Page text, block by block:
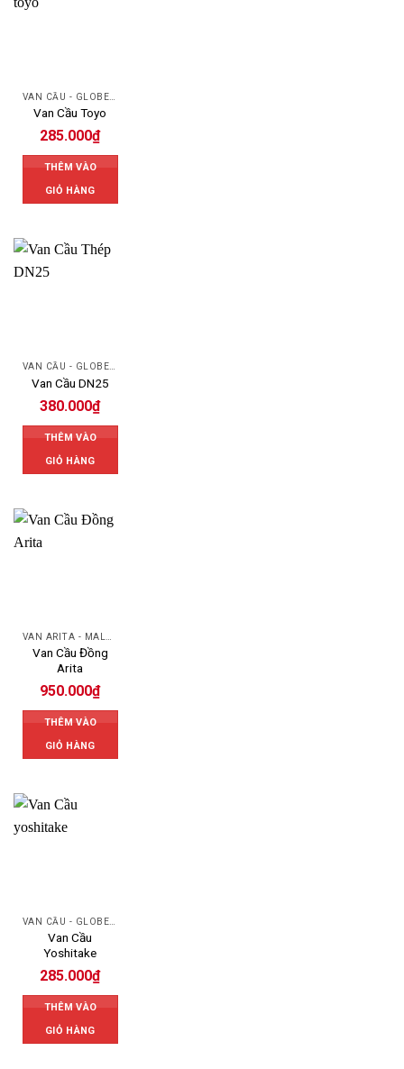
Van Cầu Toyo
285.000₫
THÊM VÀO
GIỎ HÀNG
VAN CẦU - GLOBE VALVE
Van Cầu DN25
380.000₫
THÊM VÀO
GIỎ HÀNG
Van Cầu Đồng
Arita
950.000₫
THÊM VÀO
GIỎ HÀNG
VAN CẦU - GLOBE VALVE
Van Cầu
Yoshitake
285.000₫
THÊM VÀO
GIỎ HÀNG